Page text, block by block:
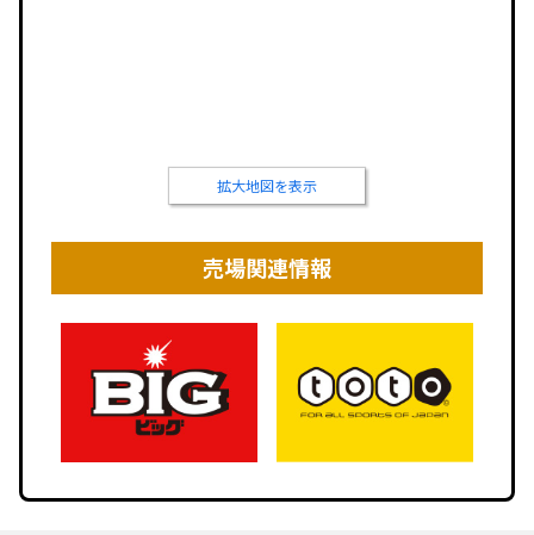
拡大地図を表示
売場関連情報